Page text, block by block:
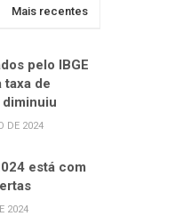
Mais recentes
pelo IBGE
taxa de
DE 2024
está com
2024